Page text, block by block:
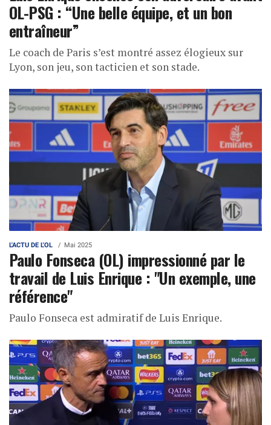
OL-PSG : “Une belle équipe, et un bon
entraîneur”
Le coach de Paris s’est montré assez élogieux sur
Lyon, son jeu, son tacticien et son stade.
L'ACTU DE L'OL Mai 2025
Paulo Fonseca (OL) impressionné par le
travail de Luis Enrique : "Un exemple, une
référence"
Paulo Fonseca est admiratif de Luis Enrique.